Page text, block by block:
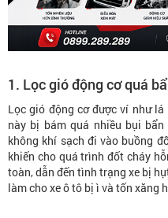
1. Lọc gió động cơ quá
Lọc gió động cơ được ví như
này bị bám quá nhiều bụi
không khí sạch đi vào buồng
khiến cho quá trình đốt cháy
toàn, dẫn đến tình trạng xe bị
làm cho xe ô tô bị ì và tốn xăng